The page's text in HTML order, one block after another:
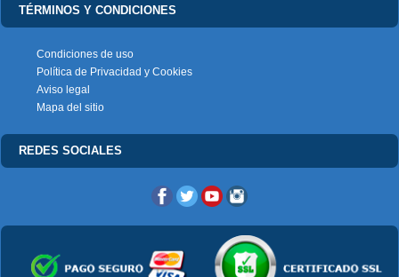
TÉRMINOS Y CONDICIONES
Condiciones de uso
Política de Privacidad y Cookies
Aviso legal
Mapa del sitio
REDES SOCIALES